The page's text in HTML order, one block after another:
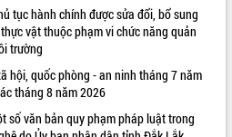
tục hành chính được sửa đổi, bổ sung
vật thuộc phạm vi chức năng quản
trường
hội, quốc phòng - an ninh tháng 7 năm
tháng 8 năm 2026
số văn bản quy phạm pháp luật trong